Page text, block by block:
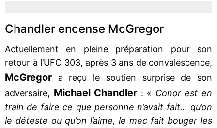
Chandler encense McGregor
Actuellement en pleine préparation pour son
retour à l’UFC 303, après 3 ans de convalescence,
McGregor a reçu le soutien surprise de son
adversaire, Michael Chandler : « Conor est en
train de faire ce que personne n’avait fait… qu’on
le déteste ou qu’on l’aime, le mec fait bouger les